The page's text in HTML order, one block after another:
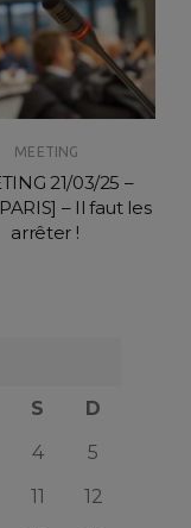
MEETING
21/03/25 –
– Il faut les
arrêter !
S
D
4
5
11
12